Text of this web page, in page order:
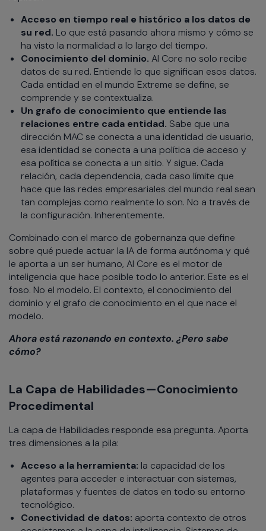
Acceso en tiempo real e histórico a los datos de
su red. Lo que está pasando ahora mismo y cómo se
ha visto la normalidad a lo largo del tiempo.
Conocimiento del dominio. AI Core no solo recibe
datos de su red. Entiende lo que significan esos datos.
Cada entidad en el mundo Extreme se define, se
comprende y se contextualiza.
Un grafo de conocimiento que entiende las
relaciones entre cada entidad. Sabe que una
dirección MAC se conecta a una identidad de usuario,
esa identidad se conecta a una política de acceso y
esa política se conecta a un sitio. Y sigue. Cada
relación, cada dependencia, cada caso límite que
hace que las redes empresariales del mundo real sean
tan complejas como realmente lo son. No a través de
la configuración. Inherentemente.
Combinado con el marco de gobernanza que define
sobre qué puede actuar la IA de forma autónoma y qué
le aporta a un ser humano, AI Core es el motor de
inteligencia que hace posible todo lo anterior. Este es el
foso. No el modelo. El contexto, el conocimiento del
dominio y el grafo de conocimiento en el que nace el
modelo.
Ahora está razonando en contexto. ¿Pero sabe
cómo?
La Capa de Habilidades—Conocimiento
Procedimental
La capa de Habilidades responde esa pregunta. Aporta
tres dimensiones a la pila:
Acceso a la herramienta: la capacidad de los
agentes para acceder e interactuar con sistemas,
plataformas y fuentes de datos en todo su entorno
tecnológico.
Conectividad de datos: aporta contexto de otros